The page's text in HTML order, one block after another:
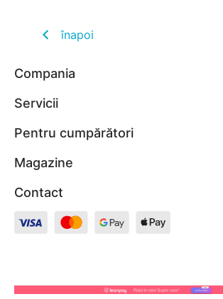
înapoi
Compania
Servicii
Pentru cumpărători
Magazine
Contact